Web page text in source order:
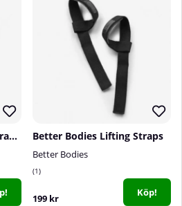
Better Bodies Leather Straps, nature Better Bodies Lifting Straps
Better Bodies
1
199 kr Köp!